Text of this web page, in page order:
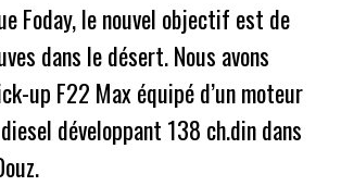
Foday, le nouvel objectif est de
dans le désert. Nous avons
up F22 Max équipé d’un moteur
développant 138 ch.din dans